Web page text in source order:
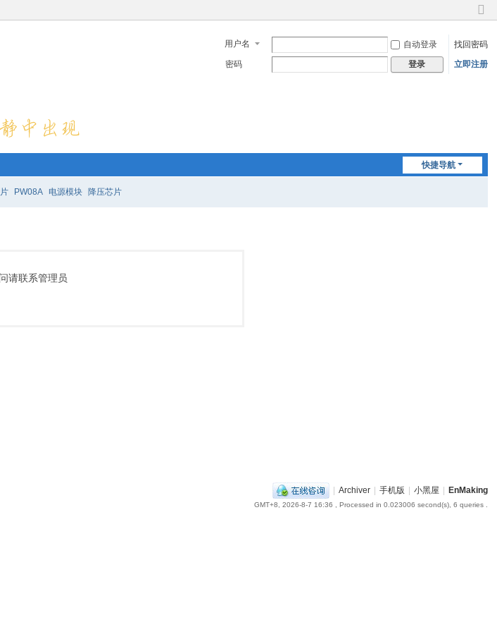
切
到
窄
用户名 自动登录
找回密码
密码
登录 立即注册
快捷导航
PW08A 电源模块 降压芯片
请联系管理员
| Archiver | 手机版 | 小黑屋 | EnMaking
GMT+8, 2026-8-7 16:36 , Processed in 0.023006 second(s), 6 queries .